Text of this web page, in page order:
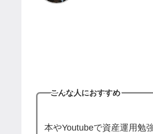
こんな人におすすめ
本やYoutubeで資産運用勉